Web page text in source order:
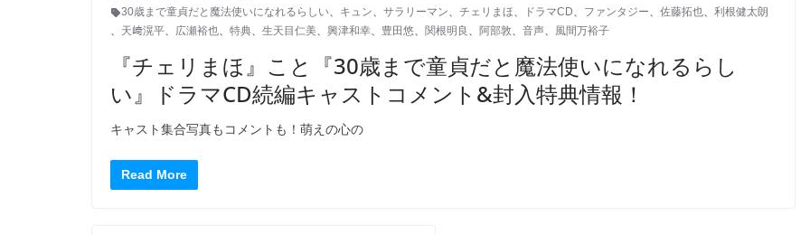
30歳まで童貞だと魔法使いになれるらしい、 キュン、 サラリーマン、 チェリまほ、 ドラマCD、 ファンタジー、 佐藤拓也、 利根健太朗
、 天﨑滉平、 広瀬裕也、 特典、 生天目仁美、 興津和幸、 豊田悠、 関根明良 、 阿部敦、 音声、 風間万裕子
『チェリまほ』こと『30歳まで童貞だと魔法使いになれるらし
い』ドラマCD続編キャストコメント&封入特典情報！
キャスト集合写真もコメントも！萌えの心の
Read More